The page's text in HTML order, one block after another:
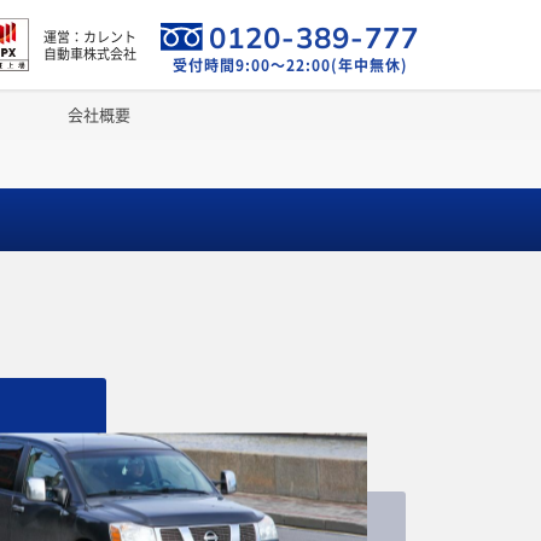
運営：カレント
自動車株式会社
0120-389-777
受付時間9:00～22:00(年中無休)
会社概要